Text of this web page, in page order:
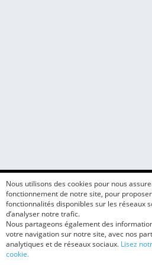
Nous utilisons des cookies pour nous
fonctionnement de notre site, pour
fonctionnalités disponibles sur les réseaux
d’analyser notre trafic.
Nous partageons également des
votre navigation sur notre site, avec nos
analytiques et de réseaux sociaux. Lisez
cookie.